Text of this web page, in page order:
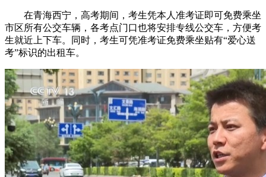
在青海西宁，高考期间，考生凭本人准考证即可免费乘坐
市区所有公交车辆，各考点门口也将安排专线公交车，方便考
生就近上下车。同时，考生可凭准考证免费乘坐贴有“爱心送
考”标识的出租车。